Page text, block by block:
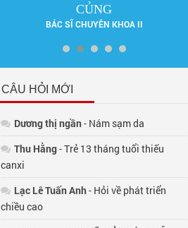
CỦNG
BÁC SĨ CHUYÊN KHOA II
CÂU HỎI MỚI
Dương thị ngần- Nám sạm da
Thu Hằng- Trẻ 13 tháng tuổi thiếu
canxi
Lạc Lê Tuấn Anh- Hỏi về phát triển
chiều cao